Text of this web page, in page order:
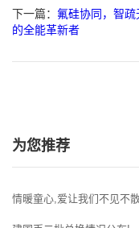
下一篇： 氟硅协同，智
的全能革新者
为您推荐
情暖童心,爱让我们不见不